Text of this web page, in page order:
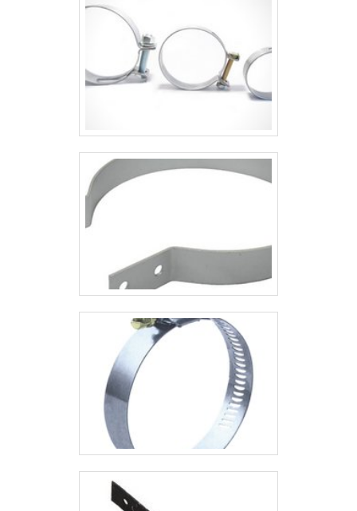
cliente com parcerias duradouras.A
EMPRESA ESPECIALISTA DO
SEGMENTOSomente na Piralux existe
variedade e qualidade quando o
assunto for materiais elétricos
itens como grampo c completo e saída
lateral dupla com ótima qualidade e
proteção.A empresa conta com um
time de profissionais qualificados para
o serviço, além de investir em
equipamentos modernos, que se
ajustam a sua necessidade. A Piralux é
uma empresa que tem sido apontada
de forma positiva no mercado pela
seriedade e qualidade que fecha todo
o ciclo de entrega com excelência para
seus parceiros.